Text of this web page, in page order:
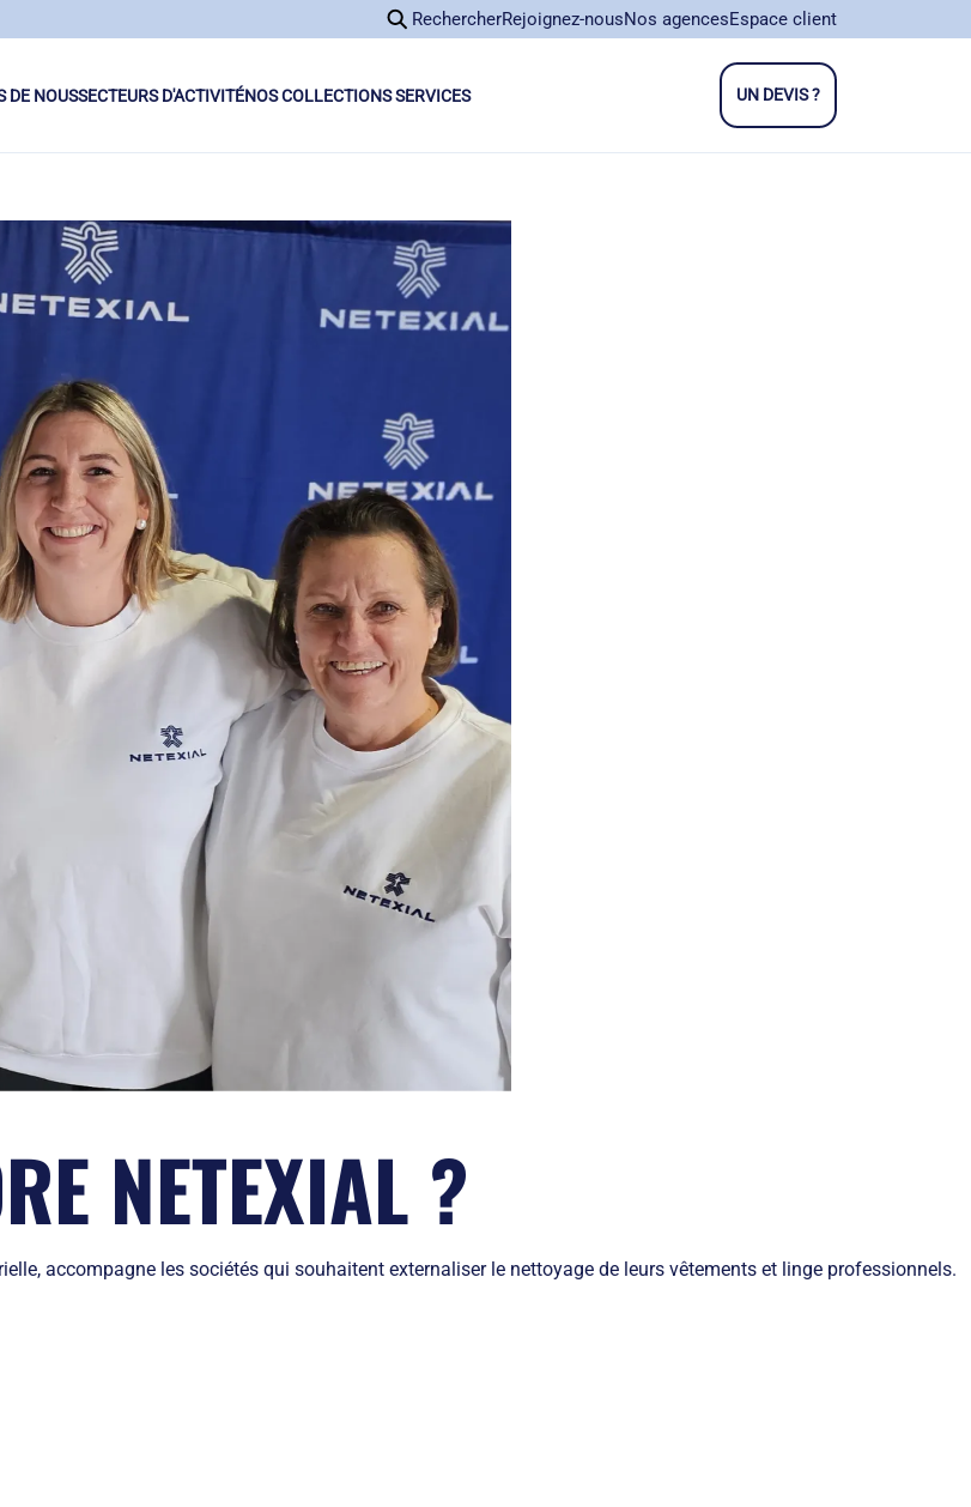
DE NOUSSECTEURS D'ACTIVITÉNOS COLLECTIONS SERVICES UN DEVIS ?
RechercherRejoignez-nousNos agencesEspace client
NETEXIAL ?
accompagne les sociétés qui souhaitent externaliser le nettoyage de leurs vêtements et linge professionnels.